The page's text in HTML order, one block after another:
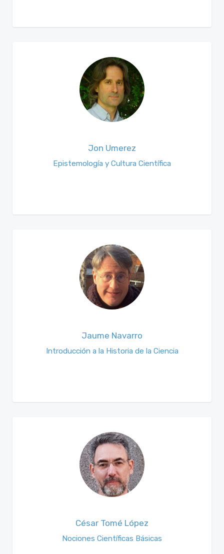
Jon Umerez
Epistemología y Cultura Científica
Jaume Navarro
Introducción a la Historia de la Ciencia
César Tomé López
Nociones Científicas Básicas